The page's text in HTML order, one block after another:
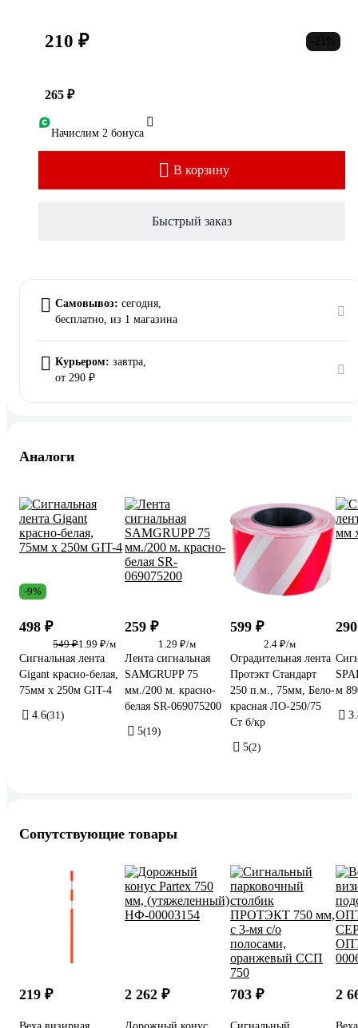
210 ₽
265 ₽
Начислим 2 бонуса
В корзину
Быстрый заказ
Самовывоз: сегодня,
бесплатно, из 1 магазина
Курьером: завтра,
от 290 ₽
Аналоги
-9%
498 ₽
549 ₽1.99 ₽/м
Сигнальная лента
Gigant красно-белая,
75мм х 250м GIT-4
4.6(31)
259 ₽
1.29 ₽/м
Лента сигнальная
SAMGRUPP 75
мм./200 м. красно-
белая SR-069075200
5(19)
599 ₽
2.4 ₽/м
Оградительная лента
Протэкт Стандарт
250 п.м., 75мм, Бело-
красная ЛО-250/75
Ст б/кр
5(2)
м
Сопутствующие товары
219 ₽ 2 262 ₽ 703 ₽ 2